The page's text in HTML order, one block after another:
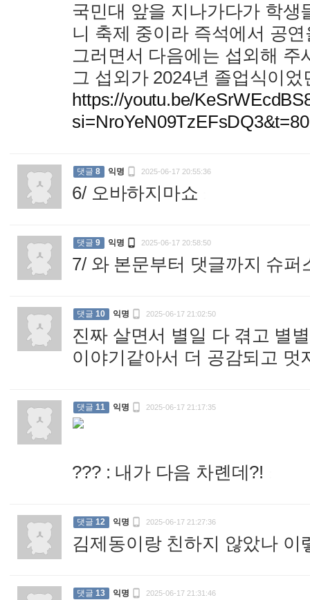
국민대 앞을 지나가다가 학생
니 축제 중이라 즉석에서 공
그러면서 다음에는 섭외해
그 섭외가 2024년 졸업식이
https://youtu.be/
si=NroYeN09TzEFsDQ3&t=80
댓글 8 익명  2025-06-17 20:55:36
6/ 오바하지마쇼
댓글 9 익명  2025-06-17 20:58:50
7/ 와 본문부터 댓글까지 슈
댓글 10 익명  2025-06-17 21:02:50
진짜 살면서 별일 다 겪고 별
이야기같아서 더 공감되고 멋
댓글 11 익명  2025-06-17 21:17:35
??? : 내가 다음 차롄데?!
댓글 12 익명  2025-06-17 21:27:36
김제동이랑 친하지 않았나
댓글 13 익명  2025-06-17 21:31:46